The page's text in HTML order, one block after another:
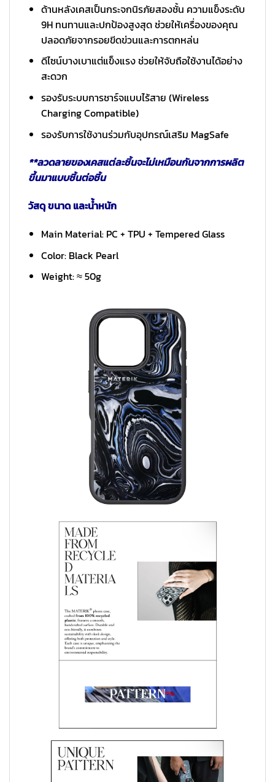
ด้านหลังเคสเป็นกระจกนิรภัยสองชั้น ความแข็งระดับ
9H ทนทานและปกป้องสูงสุด ช่วยให้เครื่องของคุณ
ปลอดภัยจากรอยขีดข่วนและการตกหล่น
ดีไซน์บางเบาแต่แข็งแรง ช่วยให้จับถือใช้งานได้อย่าง
สะดวก
รองรับระบบการชาร์จแบบไร้สาย (Wireless
Charging Compatible)
รองรับการใช้งานร่วมกับอุปกรณ์เสริม MagSafe
**ลวดลายของเคสแต่ละชิ้นจะไม่เหมือนกันจากการผลิต
ขึ้นมาแบบชิ้นต่อชิ้น
วัสดุ ขนาด และน้ำหนัก
Main Material: PC + TPU + Tempered Glass
Color: Black Pearl
Weight: ≈ 50g